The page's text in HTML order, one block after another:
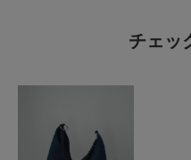
チェッ